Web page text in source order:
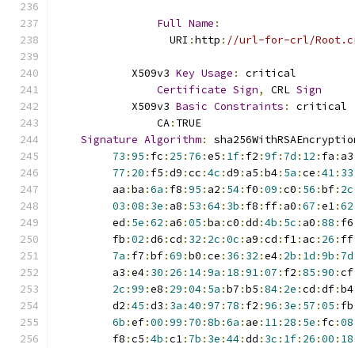
Full Name :
                  URI
:http : //url-for-crl/
            X509v3
Key Usage :
critical
Certificate Sign, CRL Sign
            X509v3
Basic Constraints :
critical
                CA
: TRUE
Signature Algorithm:
73 :95 : fc : 25 : 76 :e5 : 1f: f2 :9f: 7d : 12 : fa : a3
77 : 20 : f5 :d9 :cc :4c :d9 : a5 :b4: 5a :ce :41: 33
         aa
:ba :6a : f8 :95 : a2 : 54: f0 :09 :c0 : 56 :bf: 2c
03 :08 : 3e : a8 : 53 :64: 3b : f8 : ff: a0 :67 :e1:62
         ed
: 5e :62 : a6 :05 :ba :c0 :dd :4b : 5c : a0 :88 : f6
         fb
:02 :d6 :cd : 32 : 2c :0c : a9 :cd : f1: ac : 26 : ff
7a : f7 :bf:69 :b0 :ce : 36 : 32 :e4: 2b : 1d :9b : 7d
         a3
:e4: 30 : 26 : 14:9a : 18 :91:07 : f2 :85 :90 :cf
2c :99 :e8 : 29 :04: 5a :b7 :b5 :84: 2e :cd :df:b4
         d2
:45 :d3 : 3a :40 :97 : 78 : f2 :96 : 3e : 57 :05 : fb
6b :ef:00 :99 : 70 :8b :6a : ae : 11: 28 : 5e : fc :08
         f8
:c5 :4b :c1: 7b : 3e :44:dd : 3c : 1f: 26 :00 : 18